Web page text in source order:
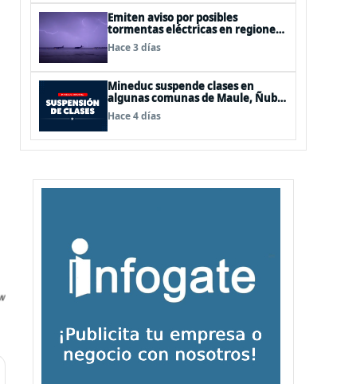
Emiten aviso por posibles
tormentas eléctricas en regiones
de Los Lagos y Aysén
Hace 3 días
Mineduc suspende clases en
algunas comunas de Maule, Ñuble
y La Araucanía para este lunes
Hace 4 días